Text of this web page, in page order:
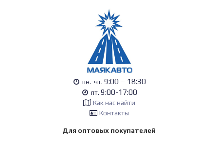
пн.-чт. 9:00 – 18:30
пт. 9:00-17:00
Как нас найти
Контакты
Для оптовых покупателей